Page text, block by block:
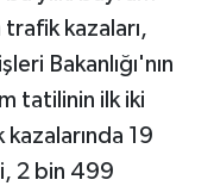
kazaları,
Bakanlığı'nın
tatilinin ilk iki
19
2 bin 499